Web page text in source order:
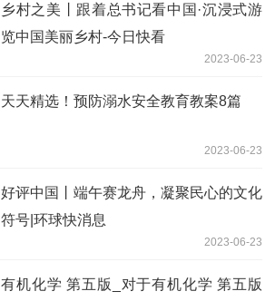
乡村之美丨跟着总书记看中国·沉浸式游
览中国美丽乡村-今日快看
2023-06-23
天天精选！预防溺水安全教育教案8篇
2023-06-23
好评中国丨端午赛龙舟，凝聚民心的文化
符号|环球快消息
2023-06-23
有机化学 第五版_对于有机化学 第五版